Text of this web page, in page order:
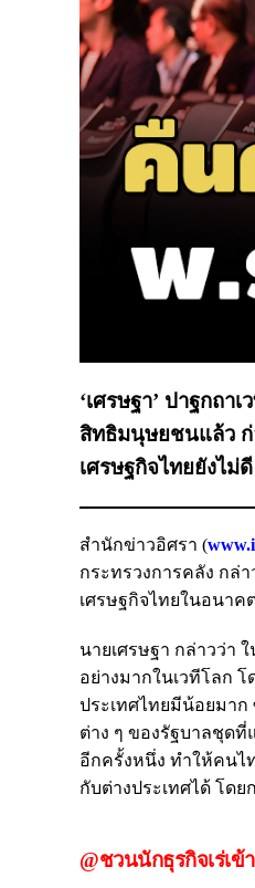
‘เศรษฐา’ ปาฐกถ
สิทธิมนุษยชนแล้ว
เศรษฐกิจไทยยังไม่
สำนักข่าวอิศรา (
กระทรวงการคลัง กล่า
เศรษฐกิจไทยในอนา
นายเศรษฐา กล่าวว่า
อย่างมากในเวทีโลก
ประเทศไทยมีน้อยมา
ต่าง ๆ ของรัฐบาลชุด
อีกครั้งหนึ่ง ทำให้คนไ
กับต่างประเทศได้ โด
@ชวนนักธุรกิจเร่เข้